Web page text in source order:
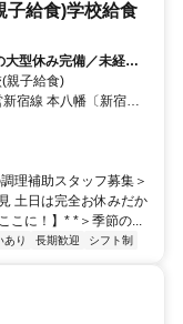
子給食)学校給食
型休み完備／未経験
親子給食)
宿線 本八幡〔新宿
ＪＲ〕北口徒歩約13分
理補助スタッフ募集＞
土日は完全お休みだか
こに！】* *＞季節の...
あり 長期歓迎 シフト制